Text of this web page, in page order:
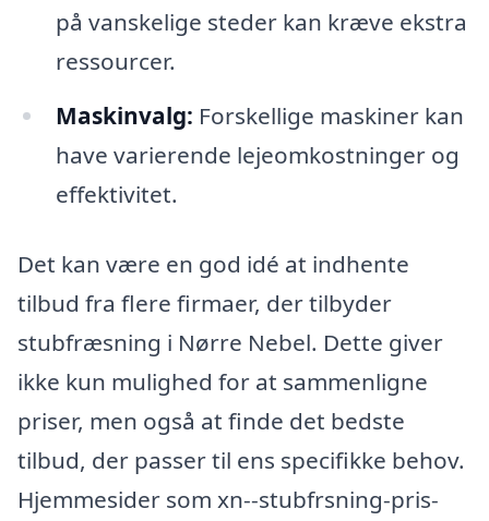
på vanskelige steder kan kræve ekstra
ressourcer.
Maskinvalg: Forskellige maskiner kan
have varierende lejeomkostninger og
effektivitet.
Det kan være en god idé at indhente
tilbud fra flere firmaer, der tilbyder
stubfræsning i Nørre Nebel. Dette giver
ikke kun mulighed for at sammenligne
priser, men også at finde det bedste
tilbud, der passer til ens specifikke behov.
Hjemmesider som xn--stubfrsning-pris-